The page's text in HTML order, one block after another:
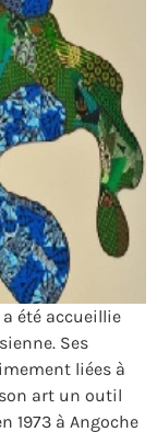
été accueillie
Ses
liées à
art un outil
1973 à Angoche